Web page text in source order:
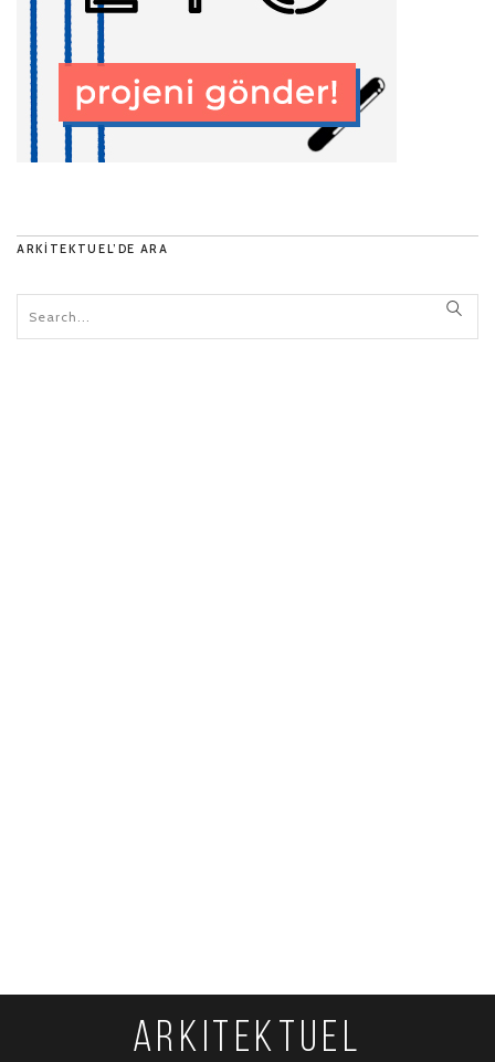
ARKITEKTUEL’DE ARA
ARKITEKTUEL